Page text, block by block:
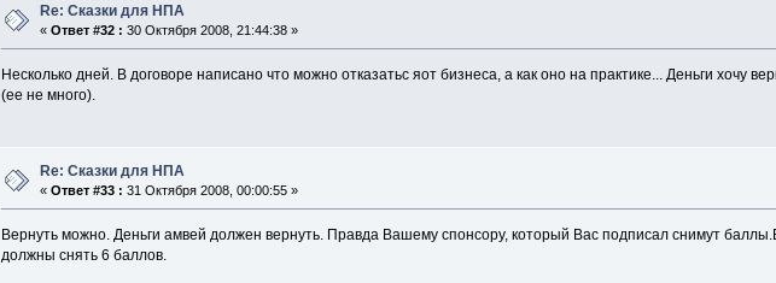
Re: Сказки для НПА
«Ответ #32 : 30 Октября 2008, 21:44:38 »
Несколько дней. В договоре написано что можно отказатьс яот бизнеса, а как оно на практике... Деньги хочу
(ее не много).
Re: Сказки для НПА
«Ответ #33 : 31 Октября 2008, 00:00:55 »
Вернуть можно. Деньги амвей должен вернуть. Правда Вашему спонсору, который Вас подписал снимут
должны снять 6 баллов.